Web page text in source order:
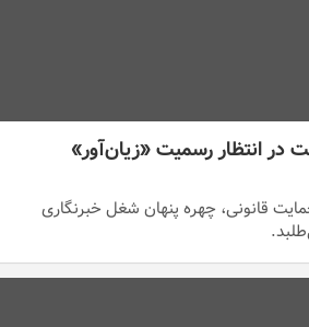
انتظار رسمیت «زیان‌آور»
قانونی، چهره پنهان شغل خبرنگاری